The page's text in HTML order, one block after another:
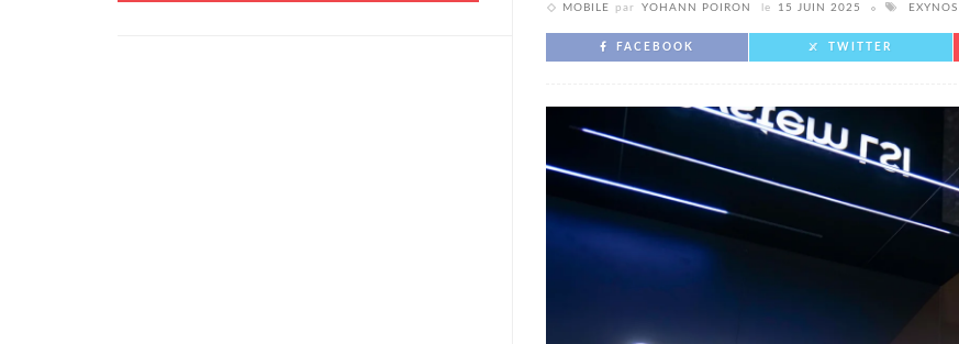
MOBILE par YOHANN POIRON le 15 JUIN 2025 EXYNOS
FACEBOOK TWITTER